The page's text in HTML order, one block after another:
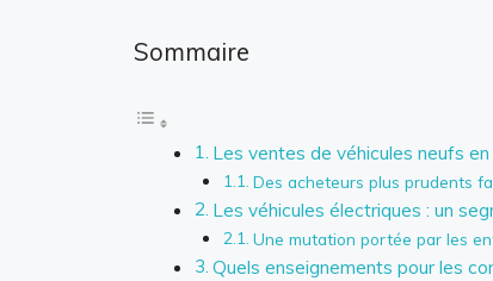
Sommaire
Les ventes de véhicules neufs
Des acheteurs plus prudents
Les véhicules électriques : un
Une mutation portée par les
Quels enseignements pour les